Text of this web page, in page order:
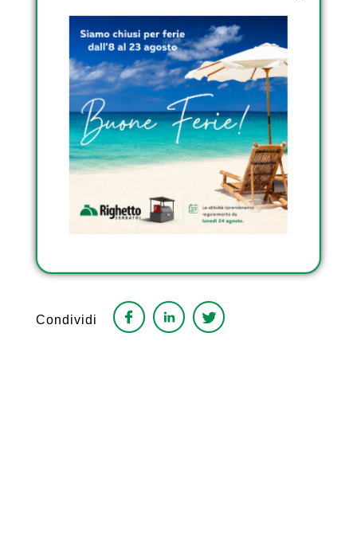
funzionamento dell’impianto risulterebbero
troppo alti.
SCOPRI I SERBATOI DA
ESTERNO OMOLOGATI
DI RIGHETTO
SCOPRI I SERBATOI
INTERRATI DI RIGHETTO
SCOPRI I SERBATOI
TRASPORTABILI
OMOLOGATI DI
Condividi